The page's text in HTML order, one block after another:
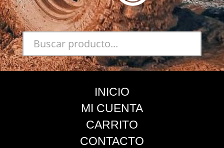
INICIO
MI CUENTA
CARRITO
CONTACTO